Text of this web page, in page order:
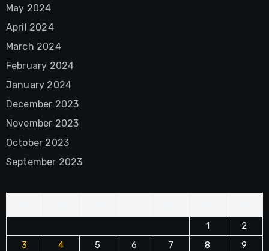
May 2024
April 2024
March 2024
February 2024
January 2024
December 2023
November 2023
October 2023
September 2023
1
2
3
4 5 6 7 8
9